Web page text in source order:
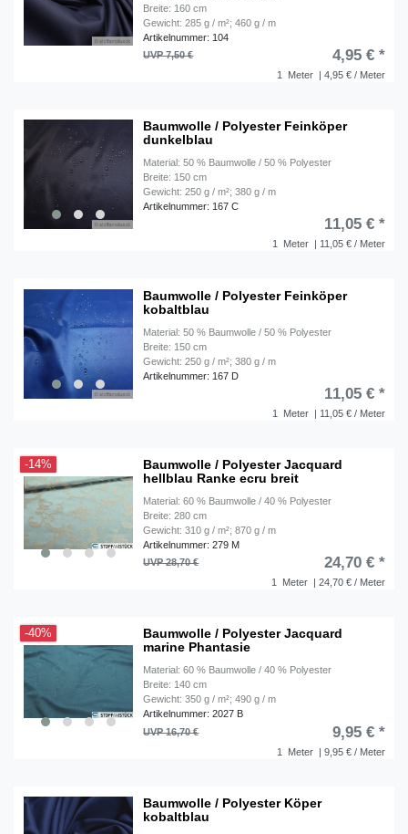
Breite: 160 cm
Gewicht: 285 g / m²; 460 g / m
Artikelnummer: 104
1 Meter | 4,95 € / Meter
UVP 7,50 € 4,95 € *
Baumwolle / Polyester Feinköper
dunkelblau
Material: 50 % Baumwolle / 50 % Polyester
Breite: 150 cm
Gewicht: 250 g / m²; 380 g / m
Artikelnummer: 167 C
1 Meter | 11,05 € / Meter
11,05 € *
Baumwolle / Polyester Feinköper
kobaltblau
Material: 50 % Baumwolle / 50 % Polyester
Breite: 150 cm
Gewicht: 250 g / m²; 380 g / m
Artikelnummer: 167 D
1 Meter | 11,05 € / Meter
11,05 € *
-14%
Baumwolle / Polyester Jacquard
hellblau Ranke ecru breit
Material: 60 % Baumwolle / 40 % Polyester
Breite: 280 cm
Gewicht: 310 g / m²; 870 g / m
Artikelnummer: 279 M
1 Meter | 24,70 € / Meter
UVP 28,70 € 24,70 € *
-40%
Baumwolle / Polyester Jacquard
marine Phantasie
Material: 60 % Baumwolle / 40 % Polyester
Breite: 140 cm
Gewicht: 350 g / m²; 490 g / m
Artikelnummer: 2027 B
1 Meter | 9,95 € / Meter
UVP 16,70 € 9,95 € *
Baumwolle / Polyester Köper
kobaltblau